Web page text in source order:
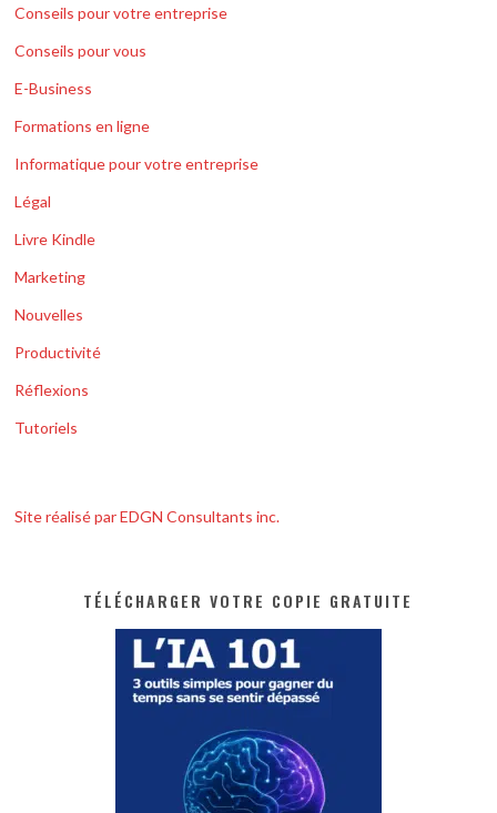
Conseils pour votre entreprise
Conseils pour vous
E-Business
Formations en ligne
Informatique pour votre entreprise
Légal
Livre Kindle
Marketing
Nouvelles
Productivité
Réflexions
Tutoriels
Site réalisé par EDGN Consultants inc.
TÉLÉCHARGER VOTRE COPIE GRATUITE